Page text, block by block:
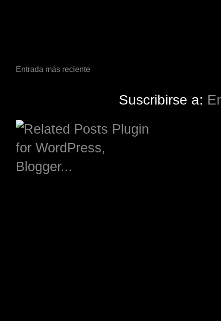
Entrada más reciente
Suscribirse a: